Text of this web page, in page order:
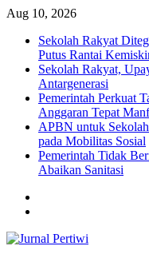
Skip
content
Aug 10, 2026
Sekolah Rakyat
Putus Rantai
Sekolah Rakyat,
Antargenerasi
Pemerintah Perkuat
Anggaran Tepat
APBN untuk
pada Mobilitas Sosial
Pemerintah Tidak
Abaikan Sanitasi